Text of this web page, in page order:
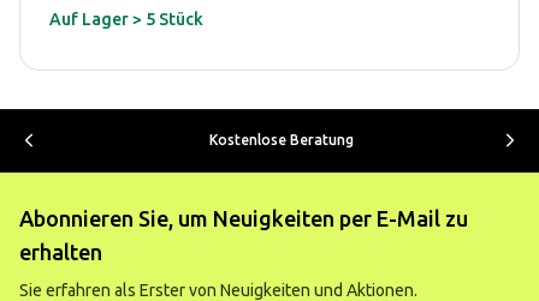
Auf Lager > 5 Stück
Kostenlose Beratung
Abonnieren Sie, um Neuigkeiten per E-Mail zu
erhalten
Sie erfahren als Erster von Neuigkeiten und Aktionen.